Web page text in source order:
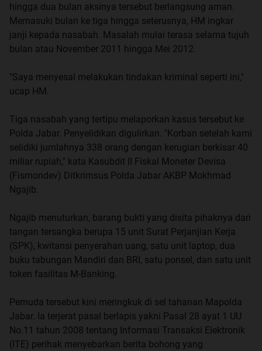
hingga dua bulan aksinya tersebut berlangsung aman.
Memasuki bulan ke tiga hingga seterusnya, HM ingkar
janji kepada nasabah. Masalah mulai terasa selama tujuh
bulan atau November 2011 hingga Mei 2012.
"Saya menyesal melakukan tindakan kriminal seperti ini,"
ucap HM.
Tiga nasabah yang tertipu melaporkan kasus tersebut ke
Polda Jabar. Penyelidikan digulirkan. "Korban setelah kami
selidiki jumlahnya 338 orang dengan kerugian berkisar 40
miliar rupiah," kata Kasubdit II Fiskal Moneter Devisa
(Fismondev) Ditkrimsus Polda Jabar AKBP Mokhmad
Ngajib.
Ngajib menuturkan, barang bukti yang disita pihaknya dari
tangan tersangka berupa 15 unit Surat Perjanjian Kerja
(SPK), kwitansi penyerahan uang, satu unit laptop, dua
buku tabungan Mandiri dan BRI, satu ponsel, dan satu unit
token fasilitas M-Banking.
Pemuda tersebut kini meringkuk di sel tahanan Mapolda
Jabar. Ia terjerat pasal berlapis yakni Pasal 28 ayat 1 UU
No.11 tahun 2008 tentang Informasi Transaksi Elektronik
(ITE) perihak menyebarkan berita bohong yang